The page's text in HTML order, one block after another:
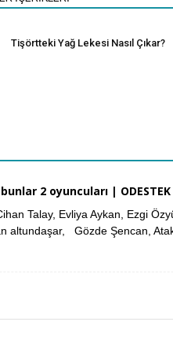
Tişörtteki Yağ Lekesi Nasıl Çıkar?
2 oyuncuları | ODESTEK
Talay, Evliya Aykan, Ezgi
altundaşar, Gözde Şencan,